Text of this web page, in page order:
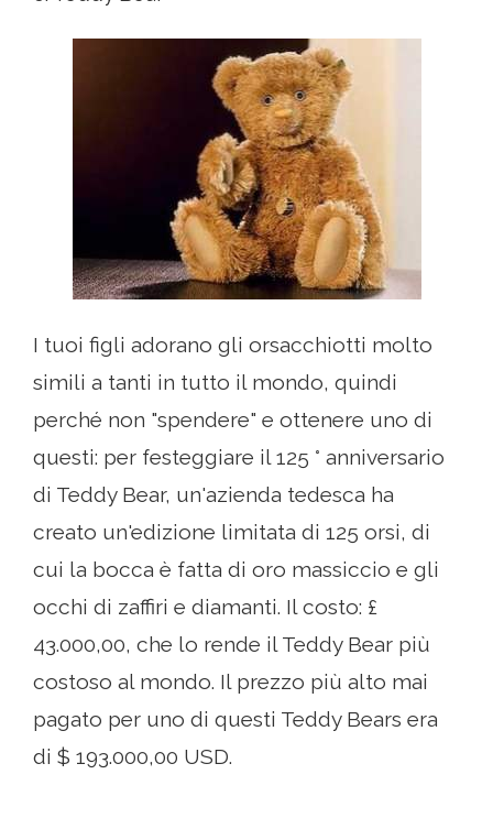
I tuoi figli adorano gli orsacchiotti molto
simili a tanti in tutto il mondo, quindi
perché non "spendere" e ottenere uno di
questi: per festeggiare il 125 ° anniversario
di Teddy Bear, un'azienda tedesca ha
creato un'edizione limitata di 125 orsi, di
cui la bocca è fatta di oro massiccio e gli
occhi di zaffiri e diamanti. Il costo: £
43.000,00, che lo rende il Teddy Bear più
costoso al mondo. Il prezzo più alto mai
pagato per uno di questi Teddy Bears era
di $ 193.000,00 USD.